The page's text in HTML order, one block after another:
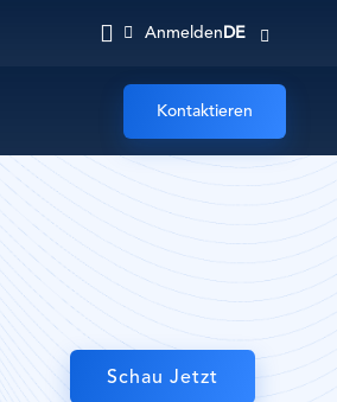
Anmelden DE
Kontaktieren
Schau Jetzt